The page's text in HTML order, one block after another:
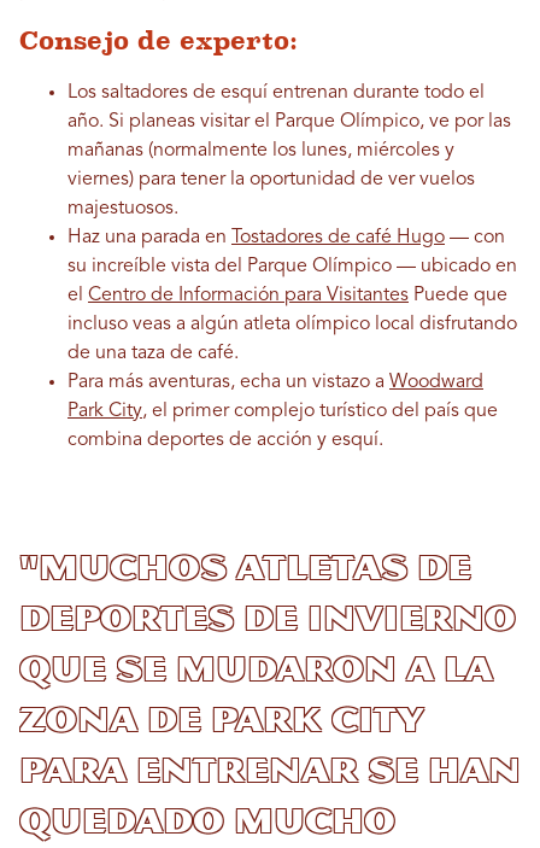
Consejo de experto:
Los saltadores de esquí entrenan durante todo el
año. Si planeas visitar el Parque Olímpico, ve por las
mañanas (normalmente los lunes, miércoles y
viernes) para tener la oportunidad de ver vuelos
majestuosos.
Haz una parada en Tostadores de café Hugo — con
su increíble vista del Parque Olímpico — ubicado en
el Centro de Información para Visitantes Puede que
incluso veas a algún atleta olímpico local disfrutando
de una taza de café.
Para más aventuras, echa un vistazo a Woodward
Park City, el primer complejo turístico del país que
combina deportes de acción y esquí.
"Muchos atletas de
deportes de invierno
que se mudaron a la
zona de Park City
para entrenar se han
quedado mucho